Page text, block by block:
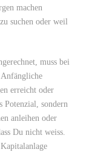
machen
suchen oder weil
muss bei
erreicht oder
Potenzial, sondern
anleihen oder
Du nicht weiss.